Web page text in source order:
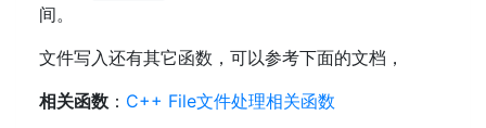
间。
文件写入还有其它函数，可以参考下面的文档，
相关函数 ： C++ File文件处理相关函数